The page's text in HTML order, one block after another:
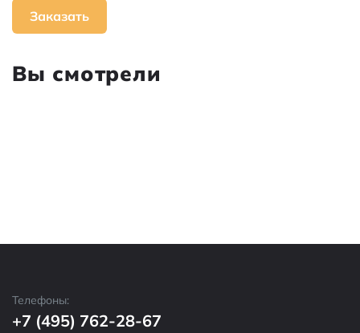
Заказать
Вы смотрели
Телефоны:
+7 (495) 762-28-67